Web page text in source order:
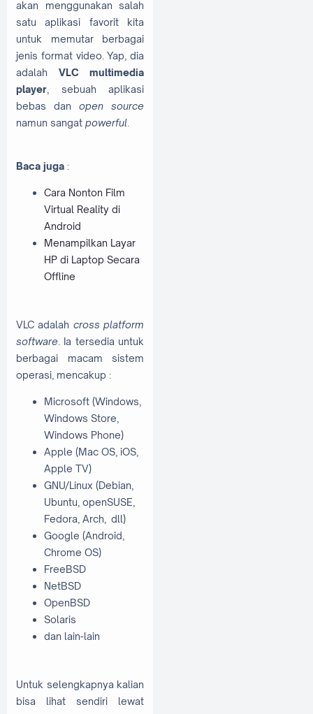
akan menggunakan salah
satu aplikasi favorit kita
untuk memutar berbagai
jenis format video. Yap, dia
adalah VLC multimedia
player , sebuah aplikasi
bebas dan open source
namun sangat powerful
Baca juga :
Cara Nonton Film
Virtual Reality di
Android
Menampilkan Layar
HP di Laptop Secara
Offline
VLC adalah cross platform
software . Ia tersedia untuk
berbagai macam sistem
operasi, mencakup :
Microsoft (Windows,
Windows Store,
Windows Phone)
Apple (Mac OS, iOS,
Apple TV)
GNU/Linux (Debian,
Ubuntu, openSUSE,
Fedora, Arch, dll)
Google (Android,
Chrome OS)
FreeBSD
NetBSD
OpenBSD
Solaris
dan lain-lain
Untuk selengkapnya kalian
bisa lihat sendiri lewat